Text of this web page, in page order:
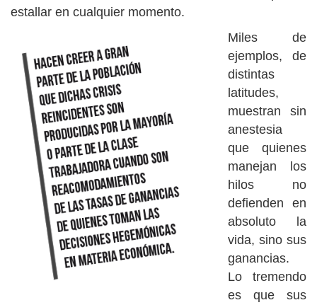
estallar en cualquier momento.
Miles de
ejemplos, de
distintas
latitudes,
muestran sin
anestesia
que quienes
manejan los
hilos no
defienden en
absoluto la
vida, sino sus
ganancias.
Lo tremendo
es que sus